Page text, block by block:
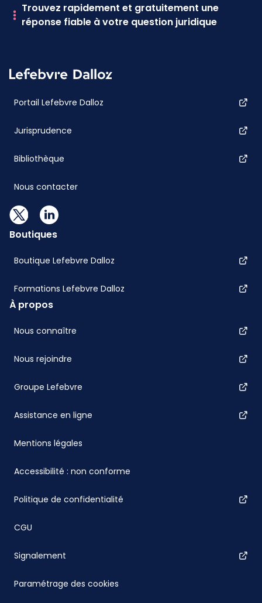
Trouvez rapidement et gratuitement une
réponse fiable à votre question juridique
Portail Lefebvre Dalloz
Jurisprudence
Bibliothèque
Nous contacter
Boutiques
Boutique Lefebvre Dalloz
Formations Lefebvre Dalloz
À propos
Nous connaître
Nous rejoindre
Groupe Lefebvre
Assistance en ligne
Mentions légales
Accessibilité : non conforme
Politique de confidentialité
CGU
Signalement
Paramétrage des cookies